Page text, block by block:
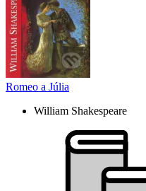
Romeo a Júlia
William Shakespeare